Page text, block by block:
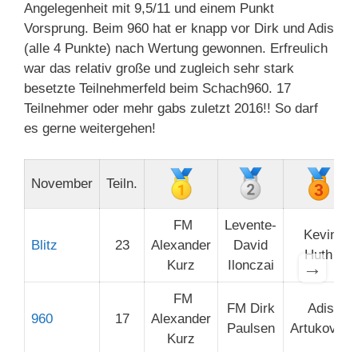
Angelegenheit mit 9,5/11 und einem Punkt
Vorsprung. Beim 960 hat er knapp vor Dirk und Adis
(alle 4 Punkte) nach Wertung gewonnen. Erfreulich
war das relativ große und zugleich sehr stark
besetzte Teilnehmerfeld beim Schach960. 17
Teilnehmer oder mehr gabs zuletzt 2016!! So darf
es gerne weitergehen!
November Teiln.
Blitz 23
FM
Alexander
Kurz
Levente-
David
Ilonczai
Kevin
Huth
960 17
FM
Alexander
Kurz
FM Dirk
Paulsen
Adis
Artukovic
→